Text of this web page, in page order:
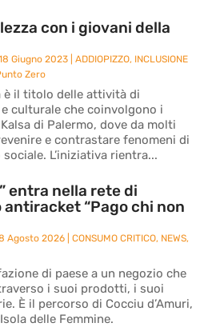
con i giovani della
Giugno 2023 |ADDIOPIZZO, INCLUSIONE
Zero
è il titolo delle attività di
culturale che coinvolgono i
di Palermo, dove da molti
e contrastare fenomeni di
L’iniziativa rientra...
entra nella rete di
“Pago chi non
Agosto 2026 |CONSUMO CRITICO, NEWS,
di paese a un negozio che
i suoi prodotti, i suoi
È il percorso di Cocciu d’Amuri,
delle Femmine.